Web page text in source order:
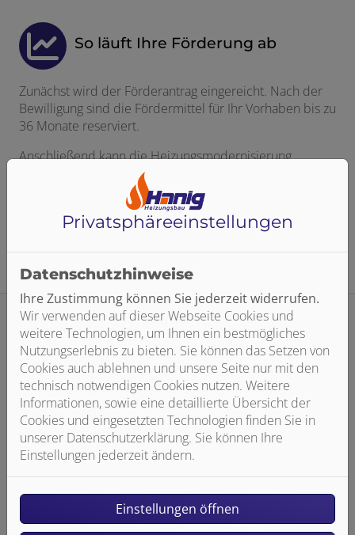
So läuft Ihre Förderung ab
Zunächst wird der Förderantrag eingereicht. Nach der
Bewilligung sind die Fördermittel für Ihr Vorhaben bis zu
36 Monate reserviert.
Anschließend kann die Heizungsmodernisierung
umgesetzt werden. Nach Abschluss der Arbeiten und
Einreichung des Verwendungsnachweises erfolgt die
Auszahlung der Fördermittel.
Ihre mögliche Förderhöhe
30 % Grundförderung
zusätzliche Einkommensboni
weitere Zuschläge je nach
Privatsphäre­einstellungen
Datenschutzhinweise
Ihre Zustimmung können Sie jederzeit widerrufen.
Wir verwenden auf dieser Webseite Cookies und
weitere Technologien, um Ihnen ein bestmögliches
Nutzungserlebnis zu bieten. Sie können das Setzen von
Cookies auch ablehnen und unsere Seite nur mit den
technisch notwendigen Cookies nutzen. Weitere
Informationen, sowie eine detaillierte Übersicht der
Cookies und eingesetzten Technologien finden Sie in
unserer Datenschutzerklärung. Sie können Ihre
Einstellungen jederzeit ändern.
Einstellungen öffnen